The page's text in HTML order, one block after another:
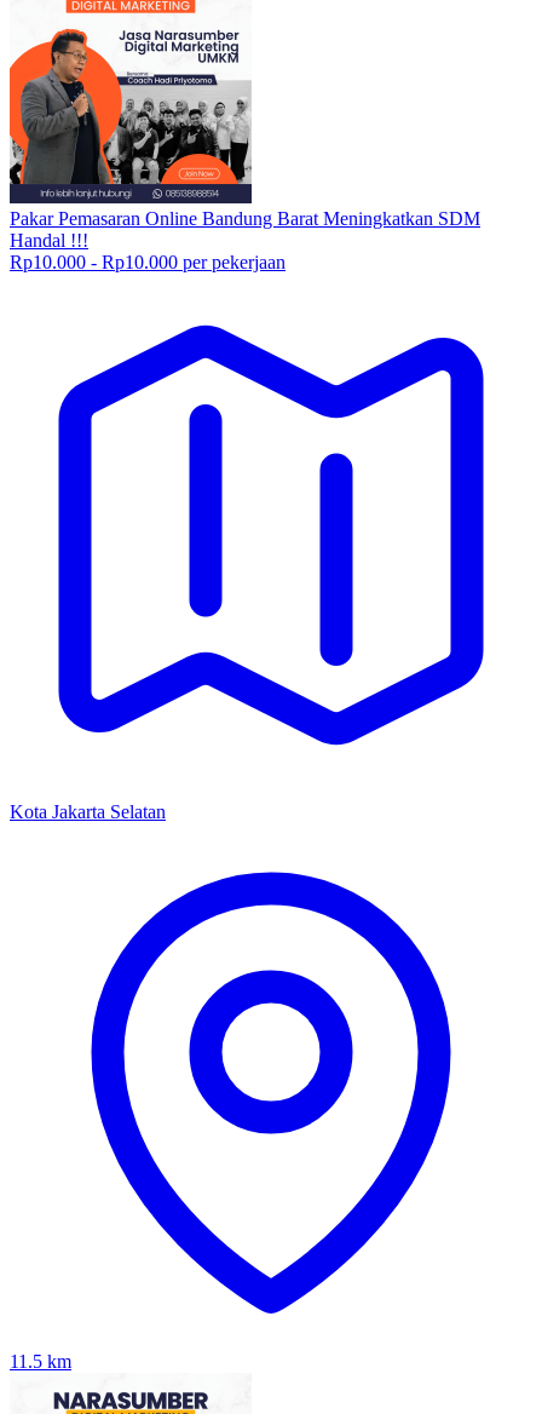
Pakar Pemasaran Online Bandung Barat Meningkatkan SDM
Handal !!!
Rp10.000 - Rp10.000 per pekerjaan
Kota Jakarta Selatan
11.5 km